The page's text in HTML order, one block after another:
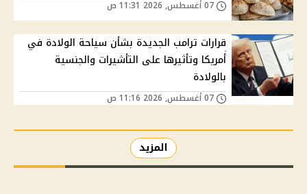
قرارات ترامب الجديدة بشأن سياحة الولادة في
أمريكا وتأثيرها على التأشيرات والجنسية
بالولادة
المزيد